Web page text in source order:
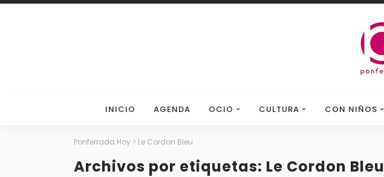
INICIO AGENDA OCIO CULTURA CON NIÑOS
Ponferrada Hoy > Le Cordon Bleu
Archivos por etiquetas: Le Cordon Bleu